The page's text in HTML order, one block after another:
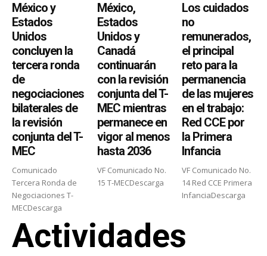
México y
Estados
Unidos
concluyen la
tercera ronda
de
negociaciones
bilaterales de
la revisión
conjunta del T-
MEC
Comunicado
Tercera Ronda de
Negociaciones T-
MECDescarga
México,
Estados
Unidos y
Canadá
continuarán
con la revisión
conjunta del T-
MEC mientras
permanece en
vigor al menos
hasta 2036
VF Comunicado No.
15 T-MECDescarga
Los cuidados
no
remunerados,
el principal
reto para la
permanencia
de las mujeres
en el trabajo:
Red CCE por
la Primera
Infancia
VF Comunicado No.
14 Red CCE Primera
InfanciaDescarga
Actividades